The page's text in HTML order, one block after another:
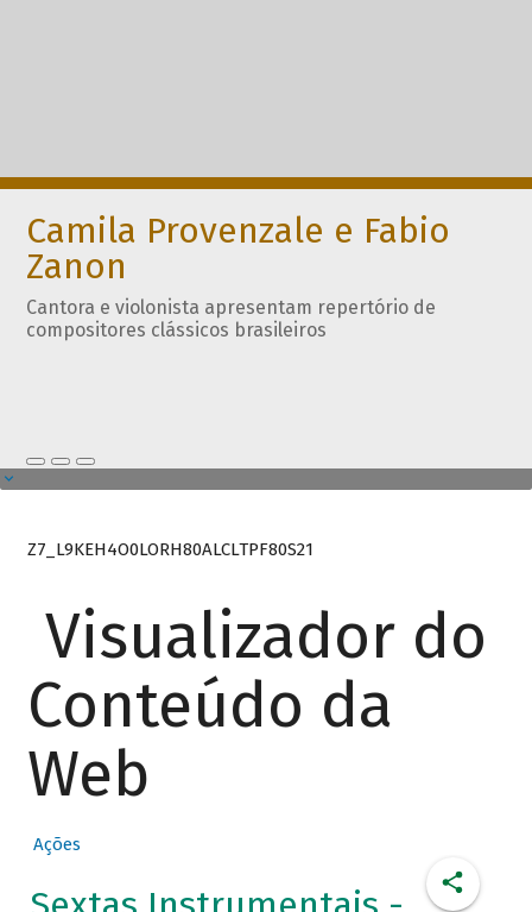
Camila Provenzale e Fabio
Zanon
Cantora e violonista apresentam repertório de
compositores clássicos brasileiros
Z7_L9KEH4O0LORH80ALCLTPF80S21
Visualizador do
Conteúdo da
Web
Ações